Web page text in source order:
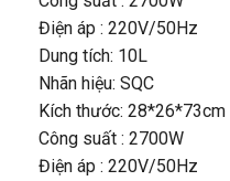
Điện áp : 220V/50Hz
Dung tích: 10L
Nhãn hiệu: SQC
Kích thước: 28*26*73cm
Công suất : 2700W
Điện áp : 220V/50Hz